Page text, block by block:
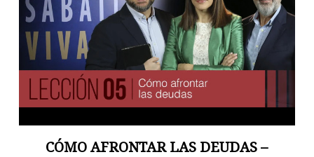
CÓMO AFRONTAR LAS DEUDAS –